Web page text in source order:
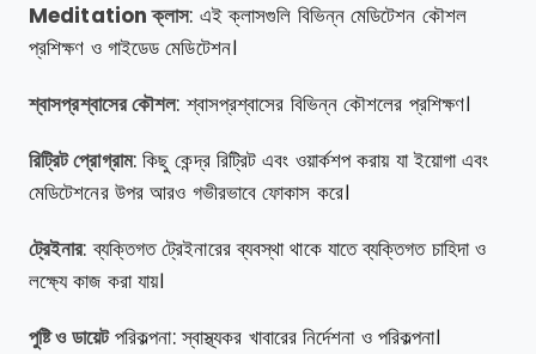
Meditation ক্লাস: এই ক্লাসগুলি বিভিন্ন মেডিটেশন কৌশল
প্রশিক্ষণ ও গাইডেড মেডিটেশন।
শ্বাসপ্রশ্বাসের কৌশল: শ্বাসপ্রশ্বাসের বিভিন্ন কৌশলের প্রশিক্ষণ।
রিট্রিট প্রোগ্রাম: কিছু কেন্দ্র রিট্রিট এবং ওয়ার্কশপ করায় যা ইয়োগা এবং
মেডিটেশনের উপর আরও গভীরভাবে ফোকাস করে।
ট্রেইনার: ব্যক্তিগত ট্রেইনারের ব্যবস্থা থাকে যাতে ব্যক্তিগত চাহিদা ও
লক্ষ্যে কাজ করা যায়।
পুষ্টি ও ডায়েটপরিকল্পনা: স্বাস্থ্যকর খাবারের নির্দেশনা ও পরিকল্পনা।